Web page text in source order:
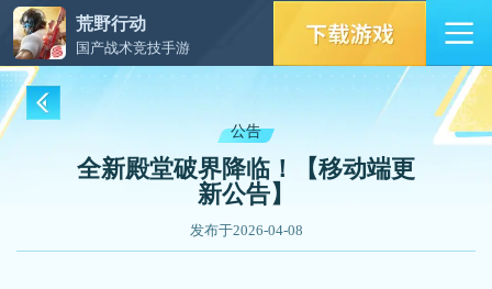
公告
全新殿堂破界降临！【移动端更
新公告】
发布于2026-04-08
荒野行动
国产战术竞技手游